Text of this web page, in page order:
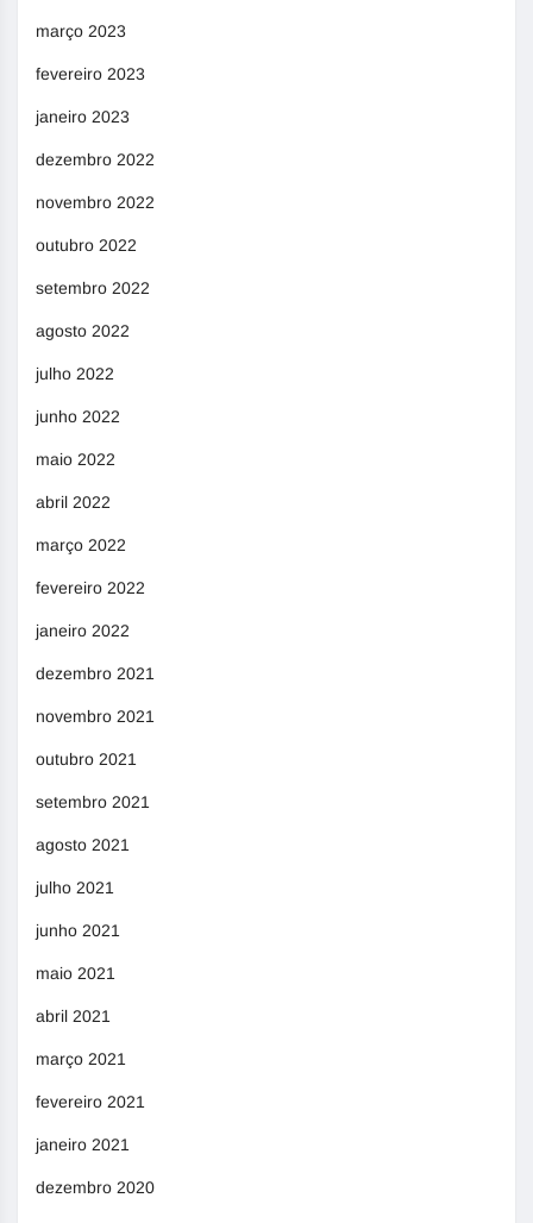
março 2023
fevereiro 2023
janeiro 2023
dezembro 2022
novembro 2022
outubro 2022
setembro 2022
agosto 2022
julho 2022
junho 2022
maio 2022
abril 2022
março 2022
fevereiro 2022
janeiro 2022
dezembro 2021
novembro 2021
outubro 2021
setembro 2021
agosto 2021
julho 2021
junho 2021
maio 2021
abril 2021
março 2021
fevereiro 2021
janeiro 2021
dezembro 2020